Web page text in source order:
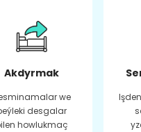
Akdyrmak
we
desgalar
howlukmaç